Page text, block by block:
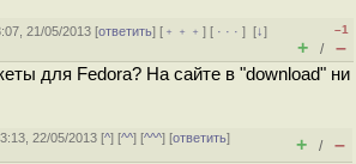
21/05/2013 [ответить] [ ﹢﹢﹢] [ · · ·][↓]
–1
+ / –
для Fedora? На сайте в "download" ни
22/05/2013 [^] [^^] [^^^] [ответить]
+ / –